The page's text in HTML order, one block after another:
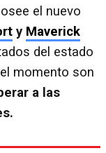
el nuevo
y Maverick
del estado
momento son
a las